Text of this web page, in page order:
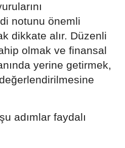
notunu önemli
dikkate alır. Düzenli
olmak ve finansal
yerine getirmek,
adımlar faydalı